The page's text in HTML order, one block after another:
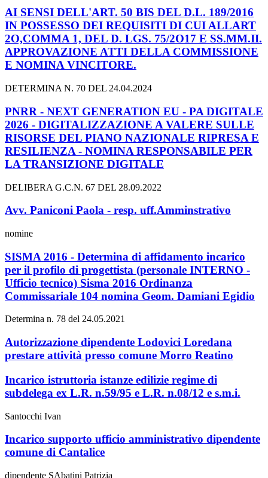
AI SENSI DELL'ART. 50 BIS DEL D.L. 189/2016
IN POSSESSO DEI REQUISITI DI CUI ALLART
2O,COMMA 1, DEL D. LGS. 75/2O17 E SS.MM.II.
APPROVAZIONE ATTI DELLA COMMISSIONE
E NOMINA VINCITORE.
DETERMINA N. 70 DEL 24.04.2024
PNRR - NEXT GENERATION EU - PA DIGITALE
2026 - DIGITALIZZAZIONE A VALERE SULLE
RISORSE DEL PIANO NAZIONALE RIPRESA E
RESILIENZA - NOMINA RESPONSABILE PER
LA TRANSIZIONE DIGITALE
DELIBERA G.C.N. 67 DEL 28.09.2022
Avv. Paniconi Paola - resp. uff.Amminstrativo
nomine
SISMA 2016 - Determina di affidamento incarico
per il profilo di progettista (personale INTERNO -
Ufficio tecnico) Sisma 2016 Ordinanza
Commissariale 104 nomina Geom. Damiani Egidio
Determina n. 78 del 24.05.2021
Autorizzazione dipendente Lodovici Loredana
prestare attività presso comune Morro Reatino
Incarico istruttoria istanze edilizie regime di
subdelega ex L.R. n.59/95 e L.R. n.08/12 e s.m.i.
Santocchi Ivan
Incarico supporto ufficio amministrativo dipendente
comune di Cantalice
dipendente SAbatini Patrizia